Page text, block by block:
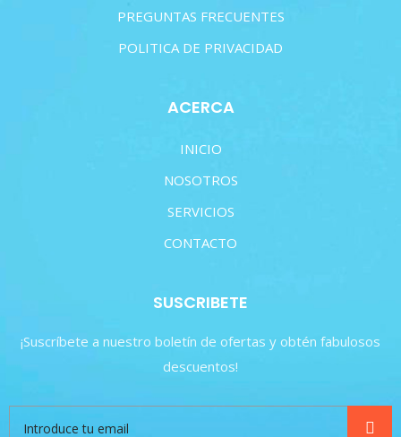
PREGUNTAS FRECUENTES
POLITICA DE PRIVACIDAD
ACERCA
INICIO
NOSOTROS
SERVICIOS
CONTACTO
SUSCRIBETE
¡Suscríbete a nuestro boletín de ofertas y obtén fabulosos
descuentos!